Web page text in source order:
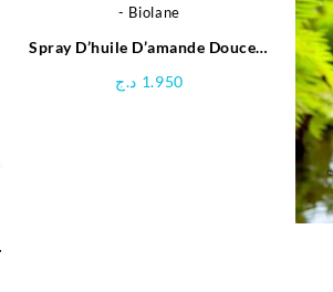
2.900 د.ج.
Spray D’huile D’amande Douce –
1.950 د.ج